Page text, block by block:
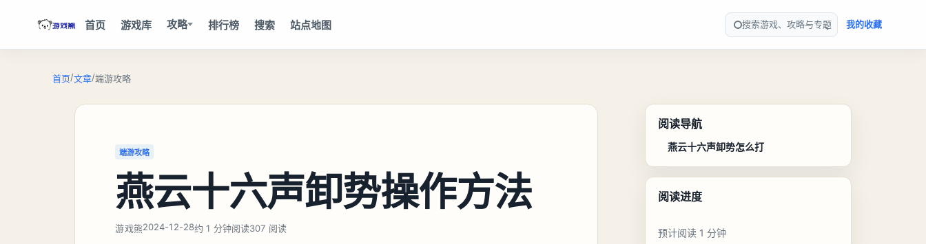
首页 游戏库 攻略 排行榜 搜索 站点地图 搜索游戏、攻略与专题 我的收藏
首页/文章/端游攻略
端游攻略
燕云十六声卸势操作方法
游戏熊2024-12-28约 1 分钟阅读307 阅读
阅读导航
燕云十六声卸势怎么打
阅读进度
预计阅读 1 分钟